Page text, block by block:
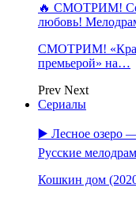
🔥 СМОТРИМ!
любовь!
СМОТРИМ!
премьерой» на…
Prev Next
Сериалы
▶️ Лесное озеро
Русские
Кошкин дом